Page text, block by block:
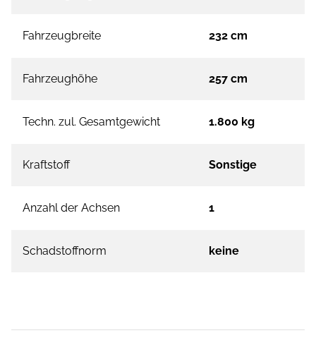
Fahrzeugbreite 232 cm
Fahrzeughöhe 257 cm
Techn. zul. Gesamtgewicht 1.800 kg
Kraftstoff Sonstige
Anzahl der Achsen 1
Schadstoffnorm keine